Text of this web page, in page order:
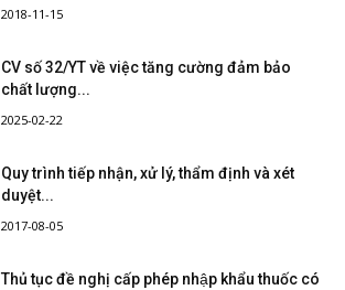
2018-11-15
CV số 32/YT về việc tăng cường đảm bảo
chất lượng...
2025-02-22
Quy trình tiếp nhận, xử lý, thẩm định và xét
duyệt...
2017-08-05
Thủ tục đề nghị cấp phép nhập khẩu thuốc có